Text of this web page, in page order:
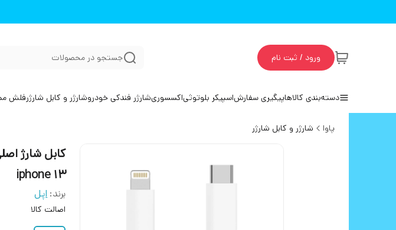
ورود / ثبت نام جستجو در محصولات
دسته‌بندی کالاهاپیگیری سفارشاسپیکر بلوتوثیاکسسوریشارژر فندکی خودروشارژر و کابل شارژرفلش
پاوا شارژر و کابل شارژر
iphone 13
برند: اپل
اصالت کالا